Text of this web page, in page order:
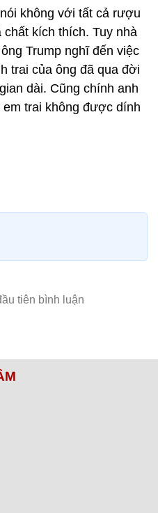
không với tất cả rượu
chất kích thích. Tuy nhà
Trump nghĩ đến việc
trai của ông đã qua đời
dài. Cũng chính anh
trai không được dính